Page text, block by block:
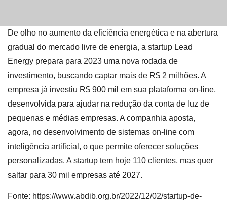
De olho no aumento da eficiência energética e na abertura
gradual do mercado livre de energia, a startup Lead
Energy prepara para 2023 uma nova rodada de
investimento, buscando captar mais de R$ 2 milhões. A
empresa já investiu R$ 900 mil em sua plataforma on-line,
desenvolvida para ajudar na redução da conta de luz de
pequenas e médias empresas. A companhia aposta,
agora, no desenvolvimento de sistemas on-line com
inteligência artificial, o que permite oferecer soluções
personalizadas. A startup tem hoje 110 clientes, mas quer
saltar para 30 mil empresas até 2027.
Fonte: https://www.abdib.org.br/2022/12/02/startup-de-